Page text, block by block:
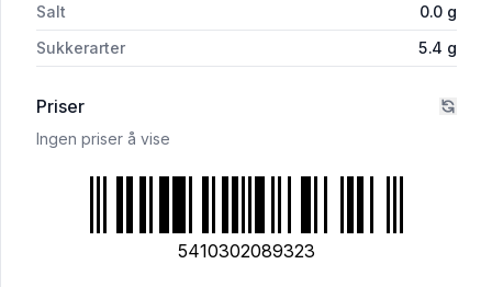
Salt
0.0 g
Sukkerarter
5.4 g
Priser
Ingen priser å vise
5410302089323